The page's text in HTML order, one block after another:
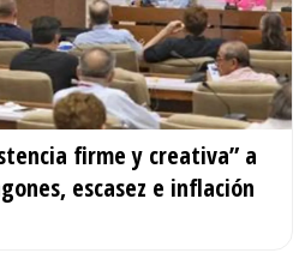
firme y creativa” a
escasez e inflación